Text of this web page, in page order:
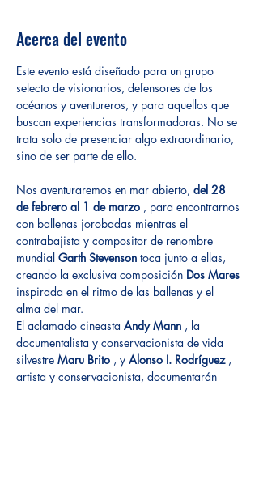
Acerca del evento
Este evento está diseñado para un grupo
selecto de visionarios, defensores de los
océanos y aventureros, y para aquellos que
buscan experiencias transformadoras. No se
trata solo de presenciar algo extraordinario,
sino de ser parte de ello.
Nos aventuraremos en mar abierto, del 28
de febrero al 1 de marzo , para encontrarnos
con ballenas jorobadas mientras el
contrabajista y compositor de renombre
mundial Garth Stevenson toca junto a ellas,
creando la exclusiva composición Dos Mares
inspirada en el ritmo de las ballenas y el
alma del mar.
El aclamado cineasta Andy Mann , la
documentalista y conservacionista de vida
silvestre Maru Brito , y Alonso I. Rodríguez ,
artista y conservacionista, documentarán